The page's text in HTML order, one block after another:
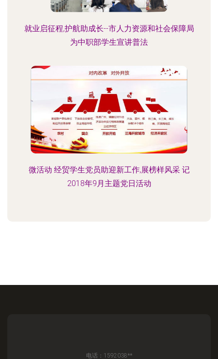
就业启征程,护航助成长--市人力资源和社会保障局
为中职部学生宣讲普法
微活动 经贸学生党员助迎新工作,展榜样风采 记
2018年9月主题党日活动
电话：1592038**